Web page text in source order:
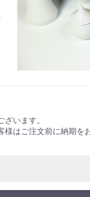
います。
はご注文前に納期を